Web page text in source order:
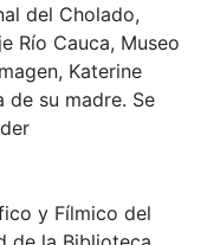
Villa de
importante en
entre otros.
del Cholado,
Río Cauca, Museo
su madre. Se